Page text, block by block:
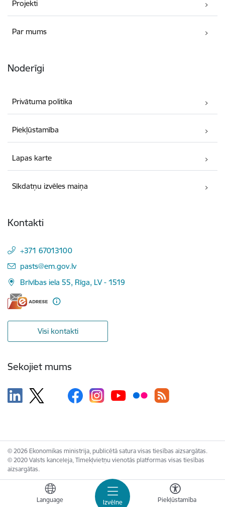
Izvēlne
Language Piekļūstamība
Projekti
Par mums
Noderīgi
Privātuma politika
Piekļūstamība
Lapas karte
Sīkdatņu izvēles maiņa
Kontakti
+371 67013100
E-pasts:
pasts@em.gov.lv
Brīvības iela 55, Rīga, LV - 1519
Visi kontakti
Sekojiet mums
© 2026 Ekonomikas ministrija, publicētā satura visas tiesības aizsargātas.
© 2020 Valsts kanceleja, Tīmekļvietņu vienotās platformas visas tiesības
aizsargātas.